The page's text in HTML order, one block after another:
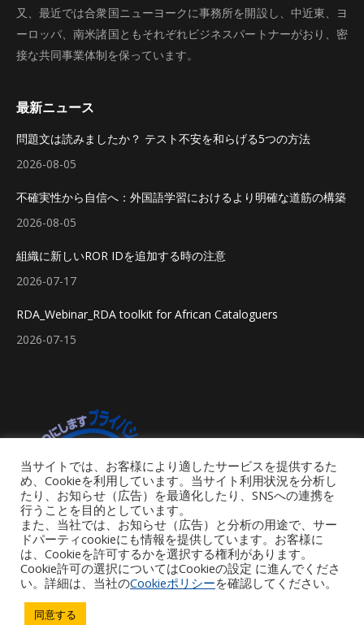
又、最近では合衆国ニューヨークに事務所を開設し、中近東、ヨ
ーロッパ、南米諸国ともそれぞれビジネスパートナーがおり、密
接な共同事業体制を保っています。
最新ニュース
問題文は読みましたか？ テスト不安を和らげる5つの方法
2026-08-05
不確実性から自信へ：外国語学習におけるより明確な道筋の構築
2026-08-05
組織に新しいROR IDを追加する時の注意
2026-07-17
RDA_Webinar_RDA toolkit for African Cataloguers
2026-07-15
Copyright © 2026 iGroup Japan. All rights reserved. Powered by iGroup
当サイトでは、お客様により適したサービスを提供するた
め、Cookieを利用しています。当サイト利用状況を分析し
たり、お知らせ（広告）を最適化したり、SNSへの連携を
行うことを目的としています。
また、当社では、お知らせ（広告）と分析の用途で、サー
ドパーティcookieにも情報を提供しています。お客様に
は、Cookieを許可するかを選択する権利があります。
Cookie許可の選択についてはCookieの設定 に進んでくださ
い。詳細は、当社のCookieポリシーを確認してください。
同意する